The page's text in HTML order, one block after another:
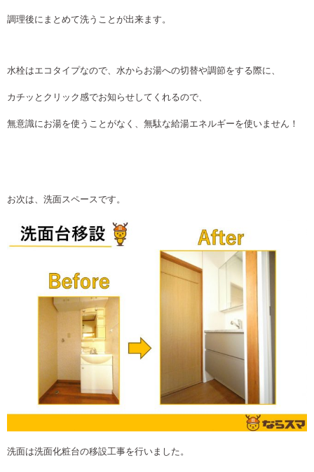
調理後にまとめて洗うことが出来ます。
水栓はエコタイプなので、水からお湯への切替や調節をする際に、
カチッとクリック感でお知らせしてくれるので、
無意識にお湯を使うことがなく、無駄な給湯エネルギーを使いません！
お次は、洗面スペースです。
洗面は洗面化粧台の移設工事を行いました。